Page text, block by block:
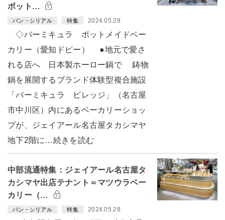
ポット…
パン・シリアル 特集 2024.05.28
◇バーミキュラ ポットメイドベー
カリー（愛知ドビー） ●地元で愛さ
れる店へ 日本製ホーロー鍋で 鋳物
鍋を展開するブランド体験型複合施設
「バーミキュラ ビレッジ」（名古屋
市中川区）内にあるベーカリーショッ
プが、ジェイアール名古屋タカシマヤ
地下2階に…続きを読む
中部流通特集：ジェイアール名古屋タ
カシマヤ出店テナント＝マツウラベー
カリー（…
パン・シリアル 特集 2024.05.28